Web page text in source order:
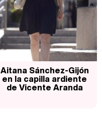
Aitana Sánchez-Gijón
en la capilla ardiente
de Vicente Aranda